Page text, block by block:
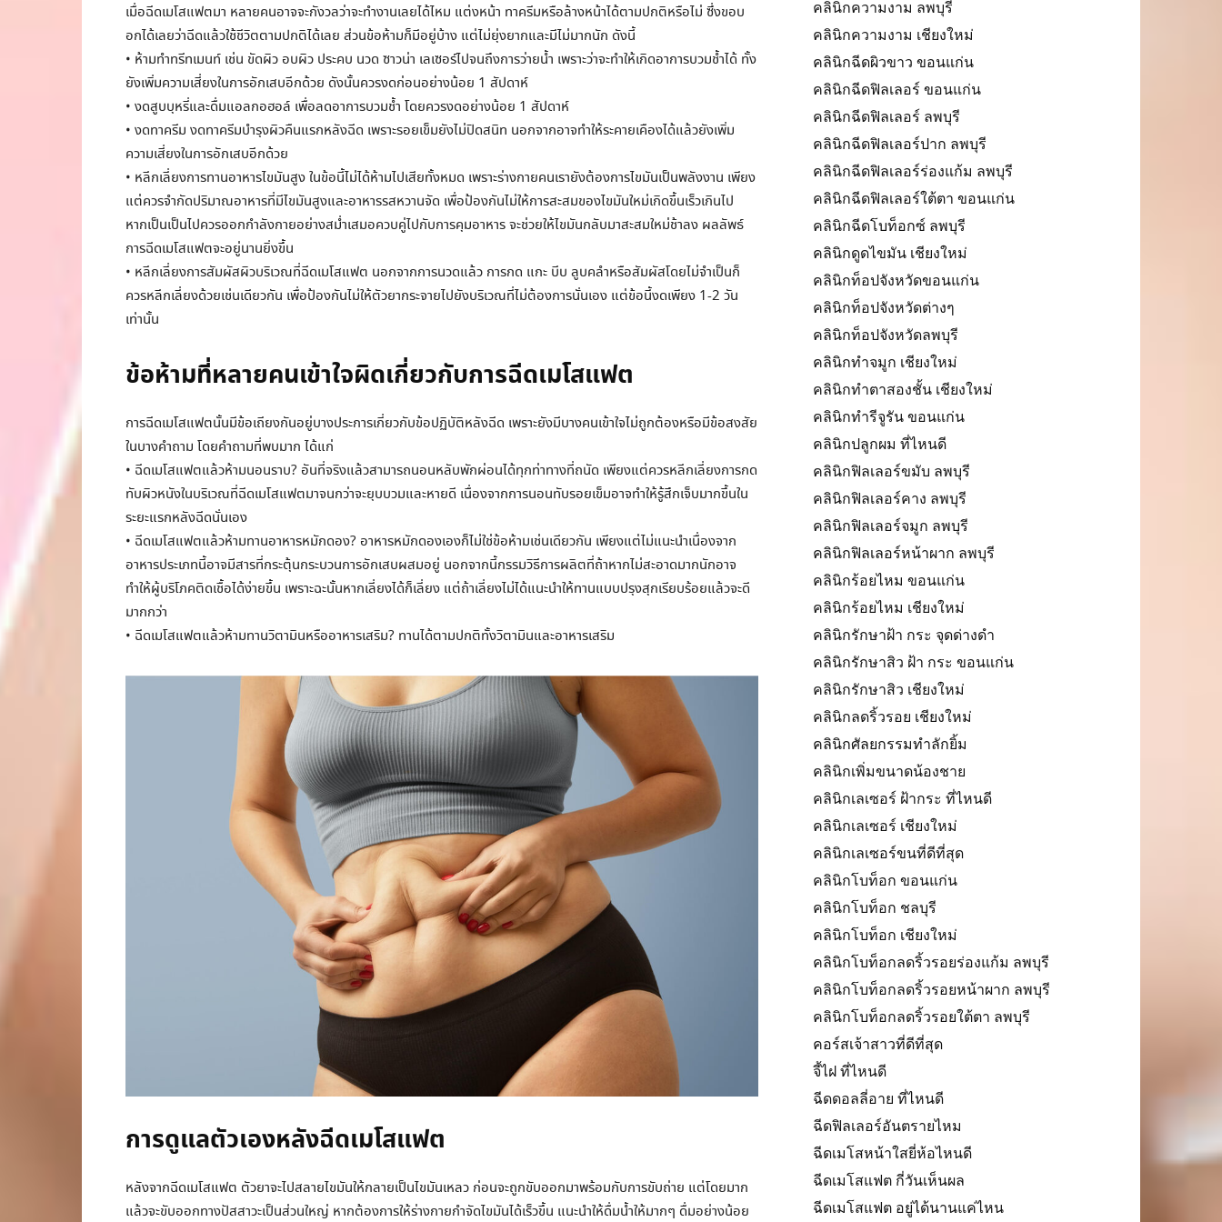
เมื่อฉีดเมโสแฟตมา หลายคนอาจจะกังวลว่าจะทำงานเลยได้ไหม แต่งหน้า ทาครีมหรือล้างหน้าได้ตามปกติหรือไม่ ซึ่งขอบ
อกได้เลยว่าฉีดแล้วใช้ชีวิตตามปกติได้เลย ส่วนข้อห้ามก็มีอยู่บ้าง แต่ไม่ยุ่งยากและมีไม่มากนัก ดังนี้
• ห้ามทำทรีทเมนท์ เช่น ขัดผิว อบผิว ประคบ นวด ซาวน่า เลเซอร์ไปจนถึงการว่ายน้ำ เพราะว่าจะทำให้เกิดอาการบวมช้ำได้ ทั้ง
ยังเพิ่มความเสี่ยงในการอักเสบอีกด้วย ดังนั้นควรงดก่อนอย่างน้อย 1 สัปดาห์
• งดสูบบุหรี่และดื่มแอลกอฮอล์ เพื่อลดอาการบวมช้ำ โดยควรงดอย่างน้อย 1 สัปดาห์
• งดทาครีม งดทาครีมบำรุงผิวคืนแรกหลังฉีด เพราะรอยเข็มยังไม่ปิดสนิท นอกจากอาจทำให้ระคายเคืองได้แล้วยังเพิ่ม
ความเสี่ยงในการอักเสบอีกด้วย
• หลีกเลี่ยงการทานอาหารไขมันสูง ในข้อนี้ไม่ได้ห้ามไปเสียทั้งหมด เพราะร่างกายคนเรายังต้องการไขมันเป็นพลังงาน เพียง
แต่ควรจำกัดปริมาณอาหารที่มีไขมันสูงและอาหารรสหวานจัด เพื่อป้องกันไม่ให้การสะสมของไขมันใหม่เกิดขึ้นเร็วเกินไป
หากเป็นเป็นไปควรออกกำลังกายอย่างสม่ำเสมอควบคู่ไปกับการคุมอาหาร จะช่วยให้ไขมันกลับมาสะสมใหม่ช้าลง ผลลัพธ์
การฉีดเมโสแฟตจะอยู่นานยิ่งขึ้น
• หลีกเลี่ยงการสัมผัสผิวบริเวณที่ฉีดเมโสแฟต นอกจากการนวดแล้ว การกด แกะ บีบ ลูบคลำหรือสัมผัสโดยไม่จำเป็นก็
ควรหลีกเลี่ยงด้วยเช่นเดียวกัน เพื่อป้องกันไม่ให้ตัวยากระจายไปยังบริเวณที่ไม่ต้องการนั่นเอง แต่ข้อนี้งดเพียง 1-2 วัน
เท่านั้น
ข้อห้ามที่หลายคนเข้าใจผิดเกี่ยวกับการฉีดเมโสแฟต
การฉีดเมโสแฟตนั้นมีข้อเถียงกันอยู่บางประการเกี่ยวกับข้อปฏิบัติหลังฉีด เพราะยังมีบางคนเข้าใจไม่ถูกต้องหรือมีข้อสงสัย
ในบางคำถาม โดยคำถามที่พบมาก ได้แก่
• ฉีดเมโสแฟตแล้วห้ามนอนราบ? อันที่จริงแล้วสามารถนอนหลับพักผ่อนได้ทุกท่าทางที่ถนัด เพียงแต่ควรหลีกเลี่ยงการกด
ทับผิวหนังในบริเวณที่ฉีดเมโสแฟตมาจนกว่าจะยุบบวมและหายดี เนื่องจากการนอนทับรอยเข็มอาจทำให้รู้สึกเจ็บมากขึ้นใน
ระยะแรกหลังฉีดนั่นเอง
• ฉีดเมโสแฟตแล้วห้ามทานอาหารหมักดอง? อาหารหมักดองเองก็ไม่ใช่ข้อห้ามเช่นเดียวกัน เพียงแต่ไม่แนะนำเนื่องจาก
อาหารประเภทนี้อาจมีสารที่กระตุ้นกระบวนการอักเสบผสมอยู่ นอกจากนี้กรรมวิธีการผลิตที่ถ้าหากไม่สะอาดมากนักอาจ
ทำให้ผู้บริโภคติดเชื้อได้ง่ายขึ้น เพราะฉะนั้นหากเลี่ยงได้ก็เลี่ยง แต่ถ้าเลี่ยงไม่ได้แนะนำให้ทานแบบปรุงสุกเรียบร้อยแล้วจะดี
มากกว่า
• ฉีดเมโสแฟตแล้วห้ามทานวิตามินหรืออาหารเสริม? ทานได้ตามปกติทั้งวิตามินและอาหารเสริม
การดูแลตัวเองหลังฉีดเมโสแฟต
หลังจากฉีดเมโสแฟต ตัวยาจะไปสลายไขมันให้กลายเป็นไขมันเหลว ก่อนจะถูกขับออกมาพร้อมกับการขับถ่าย แต่โดยมาก
แล้วจะขับออกทางปัสสาวะเป็นส่วนใหญ่ หากต้องการให้ร่างกายกำจัดไขมันได้เร็วขึ้น แนะนำให้ดื่มน้ำให้มากๆ ดื่มอย่างน้อย
คลินิกความงาม ลพบุรี
คลินิกความงาม เชียงใหม่
คลินิกฉีดผิวขาว ขอนแก่น
คลินิกฉีดฟิลเลอร์ ขอนแก่น
คลินิกฉีดฟิลเลอร์ ลพบุรี
คลินิกฉีดฟิลเลอร์ปาก ลพบุรี
คลินิกฉีดฟิลเลอร์ร่องแก้ม ลพบุรี
คลินิกฉีดฟิลเลอร์ใต้ตา ขอนแก่น
คลินิกฉีดโบท็อกซ์ ลพบุรี
คลินิกดูดไขมัน เชียงใหม่
คลินิกท็อปจังหวัดขอนแก่น
คลินิกท็อปจังหวัดต่างๆ
คลินิกท็อปจังหวัดลพบุรี
คลินิกทำจมูก เชียงใหม่
คลินิกทำตาสองชั้น เชียงใหม่
คลินิกทำรีจูรัน ขอนแก่น
คลินิกปลูกผม ที่ไหนดี
คลินิกฟิลเลอร์ขมับ ลพบุรี
คลินิกฟิลเลอร์คาง ลพบุรี
คลินิกฟิลเลอร์จมูก ลพบุรี
คลินิกฟิลเลอร์หน้าผาก ลพบุรี
คลินิกร้อยไหม ขอนแก่น
คลินิกร้อยไหม เชียงใหม่
คลินิกรักษาฝ้า กระ จุดด่างดำ
คลินิกรักษาสิว ฝ้า กระ ขอนแก่น
คลินิกรักษาสิว เชียงใหม่
คลินิกลดริ้วรอย เชียงใหม่
คลินิกศัลยกรรมทำลักยิ้ม
คลินิกเพิ่มขนาดน้องชาย
คลินิกเลเซอร์ ฝ้ากระ ที่ไหนดี
คลินิกเลเซอร์ เชียงใหม่
คลินิกเลเซอร์ขนที่ดีที่สุด
คลินิกโบท็อก ขอนแก่น
คลินิกโบท็อก ชลบุรี
คลินิกโบท็อก เชียงใหม่
คลินิกโบท็อกลดริ้วรอยร่องแก้ม ลพบุรี
คลินิกโบท็อกลดริ้วรอยหน้าผาก ลพบุรี
คลินิกโบท็อกลดริ้วรอยใต้ตา ลพบุรี
คอร์สเจ้าสาวที่ดีที่สุด
จี้ไฝ ที่ไหนดี
ฉีดดอลลี่อาย ที่ไหนดี
ฉีดฟิลเลอร์อันตรายไหม
ฉีดเมโสหน้าใสยี่ห้อไหนดี
ฉีดเมโสแฟต กี่วันเห็นผล
ฉีดเมโสแฟต อยู่ได้นานแค่ไหน